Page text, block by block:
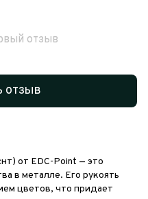
отзыв
отзыв
от EDC-Point — это
в металле. Его рукоять
цветов, что придает